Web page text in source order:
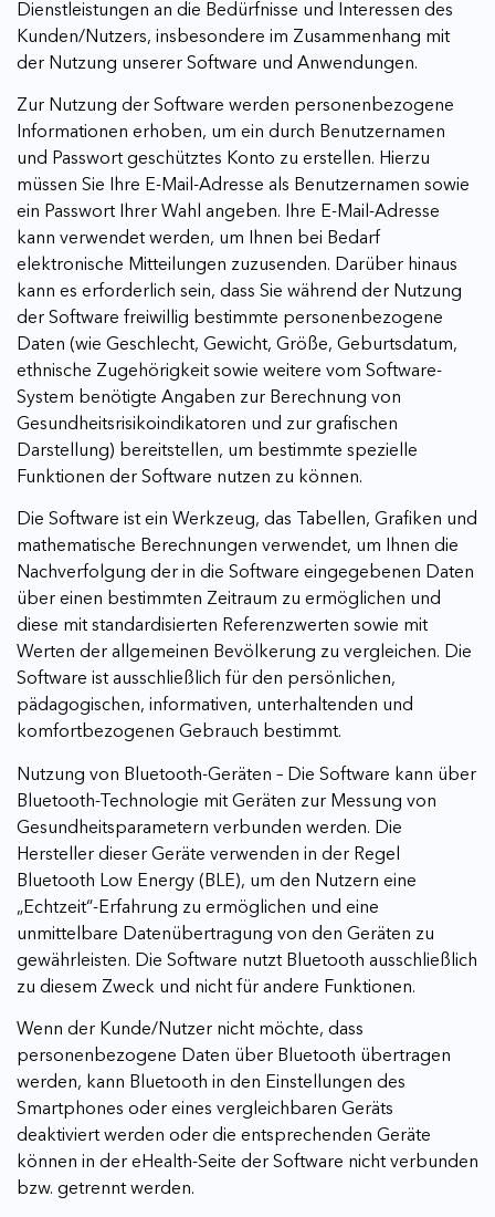
Dienstleistungen an die Bedürfnisse und Interessen des
Kunden/Nutzers, insbesondere im Zusammenhang mit
der Nutzung unserer Software und Anwendungen.
Zur Nutzung der Software werden personenbezogene
Informationen erhoben, um ein durch Benutzernamen
und Passwort geschütztes Konto zu erstellen. Hierzu
müssen Sie Ihre E-Mail-Adresse als Benutzernamen sowie
ein Passwort Ihrer Wahl angeben. Ihre E-Mail-Adresse
kann verwendet werden, um Ihnen bei Bedarf
elektronische Mitteilungen zuzusenden. Darüber hinaus
kann es erforderlich sein, dass Sie während der Nutzung
der Software freiwillig bestimmte personenbezogene
Daten (wie Geschlecht, Gewicht, Größe, Geburtsdatum,
ethnische Zugehörigkeit sowie weitere vom Software-
System benötigte Angaben zur Berechnung von
Gesundheitsrisikoindikatoren und zur grafischen
Darstellung) bereitstellen, um bestimmte spezielle
Funktionen der Software nutzen zu können.
Die Software ist ein Werkzeug, das Tabellen, Grafiken und
mathematische Berechnungen verwendet, um Ihnen die
Nachverfolgung der in die Software eingegebenen Daten
über einen bestimmten Zeitraum zu ermöglichen und
diese mit standardisierten Referenzwerten sowie mit
Werten der allgemeinen Bevölkerung zu vergleichen. Die
Software ist ausschließlich für den persönlichen,
pädagogischen, informativen, unterhaltenden und
komfortbezogenen Gebrauch bestimmt.
Nutzung von Bluetooth-Geräten – Die Software kann über
Bluetooth-Technologie mit Geräten zur Messung von
Gesundheitsparametern verbunden werden. Die
Hersteller dieser Geräte verwenden in der Regel
Bluetooth Low Energy (BLE), um den Nutzern eine
„Echtzeit“-Erfahrung zu ermöglichen und eine
unmittelbare Datenübertragung von den Geräten zu
gewährleisten. Die Software nutzt Bluetooth ausschließlich
zu diesem Zweck und nicht für andere Funktionen.
Wenn der Kunde/Nutzer nicht möchte, dass
personenbezogene Daten über Bluetooth übertragen
werden, kann Bluetooth in den Einstellungen des
Smartphones oder eines vergleichbaren Geräts
deaktiviert werden oder die entsprechenden Geräte
können in der eHealth-Seite der Software nicht verbunden
bzw. getrennt werden.